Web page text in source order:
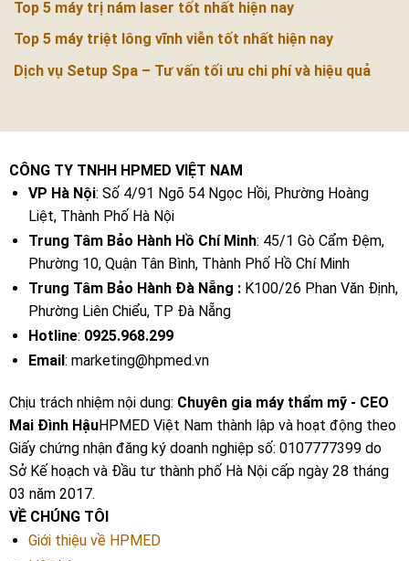
Top 5 máy trị nám laser tốt nhất hiện nay
Top 5 máy triệt lông vĩnh viễn tốt nhất hiện nay
Dịch vụ Setup Spa – Tư vấn tối ưu chi phí và hiệu quả
CÔNG TY TNHH HPMED VIỆT NAM
VP Hà Nội: Số 4/91 Ngõ 54 Ngọc Hồi, Phường Hoàng
Liệt, Thành Phố Hà Nội
Trung Tâm Bảo Hành Hồ Chí Minh: 45/1 Gò Cẩm Đệm,
Phường 10, Quận Tân Bình, Thành Phố Hồ Chí Minh
Trung Tâm Bảo Hành Đà Nẵng :K100/26 Phan Văn Định,
Phường Liên Chiểu, TP Đà Nẵng
Hotline: 0925.968.299
Email: marketing@hpmed.vn
Chịu trách nhiệm nội dung: Chuyên gia máy thẩm mỹ - CEO
Mai Đình HậuHPMED Việt Nam thành lập và hoạt động theo
Giấy chứng nhận đăng ký doanh nghiệp số: 0107777399 do
Sở Kế hoạch và Đầu tư thành phố Hà Nội cấp ngày 28 tháng
03 năm 2017.
VỀ CHÚNG TÔI
Giới thiệu về HPMED